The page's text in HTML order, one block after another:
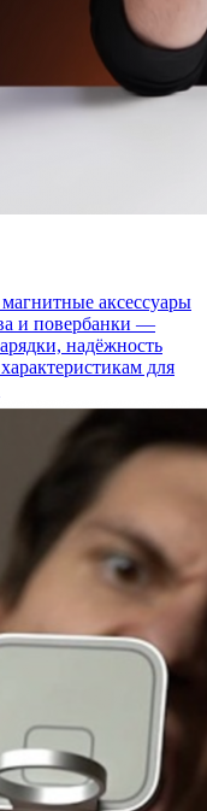
аксессуары
и повербанки —
надёжность
для